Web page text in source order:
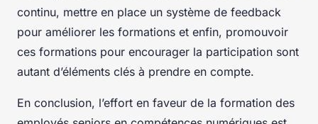
continu, mettre en place un système de feedback
pour améliorer les formations et enfin, promouvoir
ces formations pour encourager la participation sont
autant d’éléments clés à prendre en compte.
En conclusion, l’effort en faveur de la formation des